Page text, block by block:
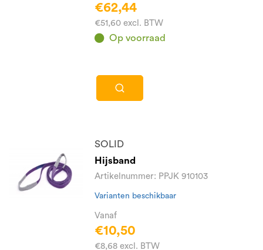
€62,44
€51,60 excl. BTW
Op voorraad
SOLID
Hijsband
Artikelnummer: PPJK 910103
Varianten beschikbaar
Vanaf
€10,50
€8,68 excl. BTW